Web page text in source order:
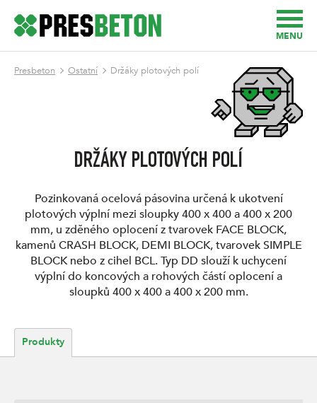
MENU
Presbeton Ostatní Držáky plotových polí
DRŽÁKY PLOTOVÝCH POLÍ
Pozinkovaná ocelová pásovina určená k ukotvení
plotových výplní mezi sloupky 400 x 400 a 400 x 200
mm, u zděného oplocení z tvarovek FACE BLOCK,
kamenů CRASH BLOCK, DEMI BLOCK, tvarovek SIMPLE
BLOCK nebo z cihel BCL. Typ DD slouží k uchycení
výplní do koncových a rohových částí oplocení a
sloupků 400 x 400 a 400 x 200 mm.
Produkty